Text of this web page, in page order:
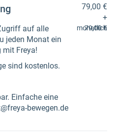
auf alle
jeden Monat ein
mit Freya!
sind kostenlos.
Einfache eine
bewegen.de
79,00 €
+
79,00 €
monatlich